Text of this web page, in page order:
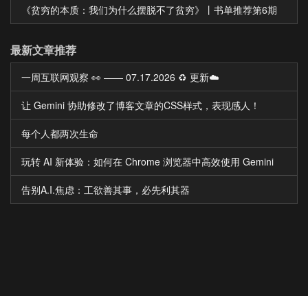
《贫穷的本质：我们为什么摆脱不了贫穷》丨书单推荐第6期
最新文章推荐
一周互联网观察 👀 —— 07.17.2026 ♻️ 更新☁️
让 Gemini 协助修改了博客文章的CSS样式，表现感人！
每个人都两次生命
玩转 AI 新体验：如何在 Chrome 浏览器中高效使用 Gemini
告别A.I.焦虑：工欲善其事，必先利其器